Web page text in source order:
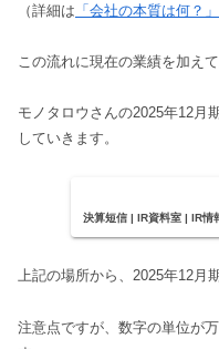
（詳細は 「会社の本質は何？
この流れに現在の業績を加え
モノタロウさんの2025年12月
していきます。
決算短信 | IR資料室 | IR情
上記の場所から、2025年12月
注意点ですが、数字の単位が